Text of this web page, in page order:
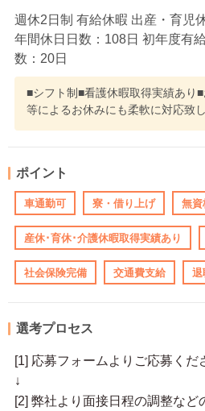
週休2日制 有給休暇 出産・育児
年間休日日数：108日 初年度有
数：20日
■シフト制■看護休暇取得実績あり
等によるお休みにも柔軟に対応致
ポイント
車通勤可 寮・借り上げ 無資
産休･育休･介護休暇取得実績あり
社会保険完備 交通費支給 退
選考プロセス
[1] 応募フォームよりご応募くだ
↓
[2] 弊社より面接日程の調整など